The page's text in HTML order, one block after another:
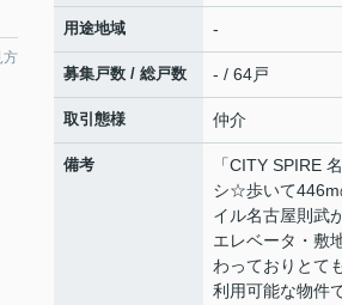
方
用途地域 -
募集戸数 / 総戸数 - / 64戸
取引態様 仲介
備考
「CITY SPIRE
シ☆歩いて446m
イル名古屋則武
エレベータ・敷
わっておりとて
利用可能な物件